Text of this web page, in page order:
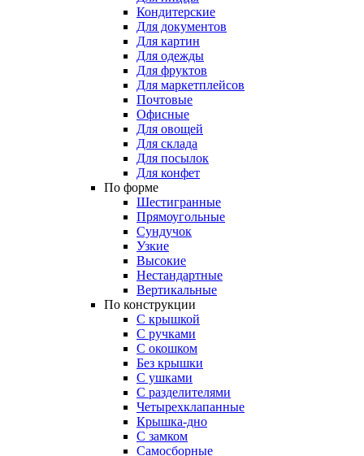
Кондитерские
Для документов
Для картин
Для одежды
Для фруктов
Для маркетплейсов
Почтовые
Офисные
Для овощей
Для склада
Для посылок
Для конфет
По форме
Шестигранные
Прямоугольные
Сундучок
Узкие
Высокие
Нестандартные
Вертикальные
По конструкции
С крышкой
С ручками
С окошком
Без крышки
С ушками
С разделителями
Четырехклапанные
Крышка-дно
С замком
Самосборные